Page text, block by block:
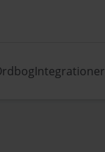
Integrationer